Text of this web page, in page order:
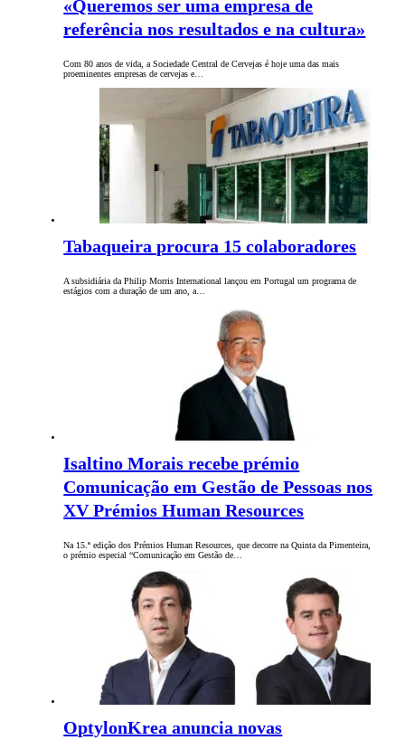
«Queremos ser uma empresa de
referência nos resultados e na cultura»
Com 80 anos de vida, a Sociedade Central de Cervejas é hoje uma das mais
proeminentes empresas de cervejas e…
Tabaqueira procura 15 colaboradores
A subsidiária da Philip Morris International lançou em Portugal um programa de
estágios com a duração de um ano, a…
Isaltino Morais recebe prémio
Comunicação em Gestão de Pessoas nos
XV Prémios Human Resources
Na 15.ª edição dos Prémios Human Resources, que decorre na Quinta da Pimenteira,
o prémio especial “Comunicação em Gestão de…
OptylonKrea anuncia novas